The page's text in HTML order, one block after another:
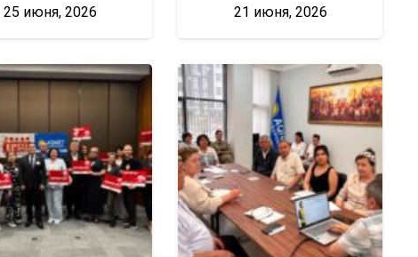
25 июня, 2026 21 июня, 2026